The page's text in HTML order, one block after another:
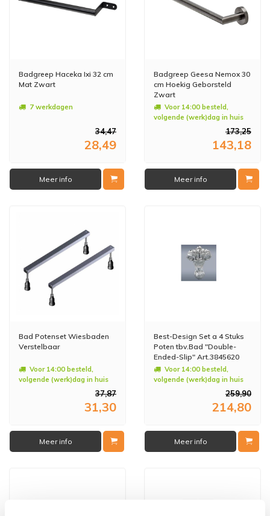
Badgreep Haceka Ixi 32 cm
Mat Zwart
7 werkdagen
34,47
28,49
Meer info
Badgreep Geesa Nemox 30
cm Hoekig Geborsteld
Zwart
Voor 14:00 besteld,
volgende (werk)dag in huis
173,25
143,18
Meer info
Bad Potenset Wiesbaden
Verstelbaar
Voor 14:00 besteld,
volgende (werk)dag in huis
37,87
31,30
Meer info
Best-Design Set a 4 Stuks
Poten tbv.Bad "Double-
Ended-Slip" Art.3845620
Voor 14:00 besteld,
volgende (werk)dag in huis
259,90
214,80
Meer info